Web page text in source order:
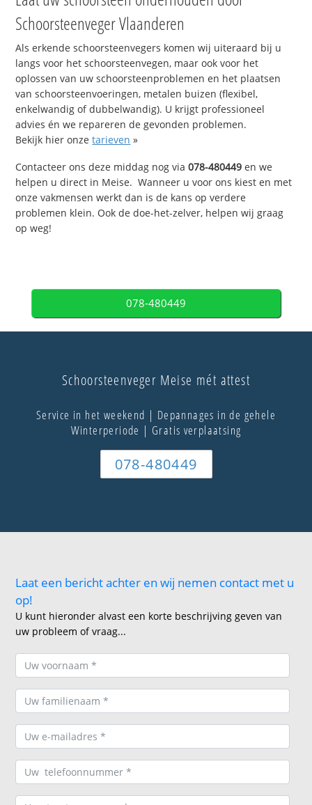
Schoorsteenveger Vlaanderen
Als erkende schoorsteenvegers komen wij uiteraard bij u
langs voor het schoorsteenvegen, maar ook voor het
oplossen van uw schoorsteenproblemen en het plaatsen
van schoorsteenvoeringen, metalen buizen (flexibel,
enkelwandig of dubbelwandig). U krijgt professioneel
advies én we repareren de gevonden problemen.
Bekijk hier onzetarieven »
Contacteer ons deze middag nog via078-480449 en we
helpen u direct in Meise. Wanneer u voor ons kiest en met
onze vakmensen werkt dan is de kans op verdere
problemen klein. Ook de doe-het-zelver, helpen wij graag
op weg!
078-480449
Schoorsteenveger Meise mét attest
Service in het weekend | Depannages in de gehele
Winterperiode | Gratis verplaatsing
078-480449
Laat een bericht achter en wij nemen contact met u
op!
U kunt hieronder alvast een korte beschrijving geven van
uw probleem of vraag...